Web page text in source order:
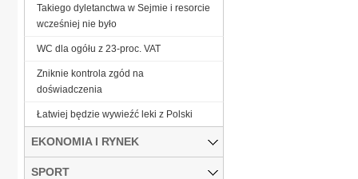
Takiego dyletanctwa w Sejmie i resorcie
wcześniej nie było
WC dla ogółu z 23-proc. VAT
Zniknie kontrola zgód na
doświadczenia
Łatwiej będzie wywieźć leki z Polski
EKONOMIA I RYNEK
SPORT